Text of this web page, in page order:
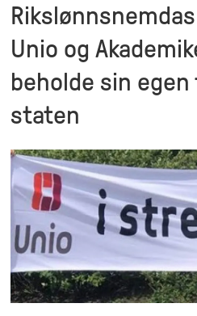
Unio og
beholde sin
staten